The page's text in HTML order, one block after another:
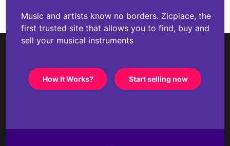
Music and artists know no borders. Zicplace, the
first trusted site that allows you to find, buy and
sell your musical instruments
How It Works? Start selling now